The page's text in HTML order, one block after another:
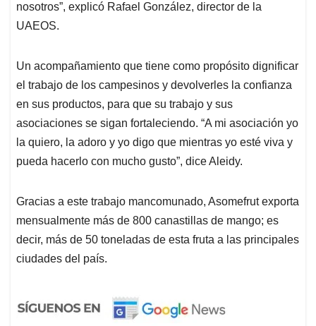
nosotros”, explicó Rafael González, director de la
UAEOS.
Un acompañamiento que tiene como propósito dignificar
el trabajo de los campesinos y devolverles la confianza
en sus productos, para que su trabajo y sus
asociaciones se sigan fortaleciendo. “A mi asociación yo
la quiero, la adoro y yo digo que mientras yo esté viva y
pueda hacerlo con mucho gusto”, dice Aleidy.
Gracias a este trabajo mancomunado, Asomefrut exporta
mensualmente más de 800 canastillas de mango; es
decir, más de 50 toneladas de esta fruta a las principales
ciudades del país.